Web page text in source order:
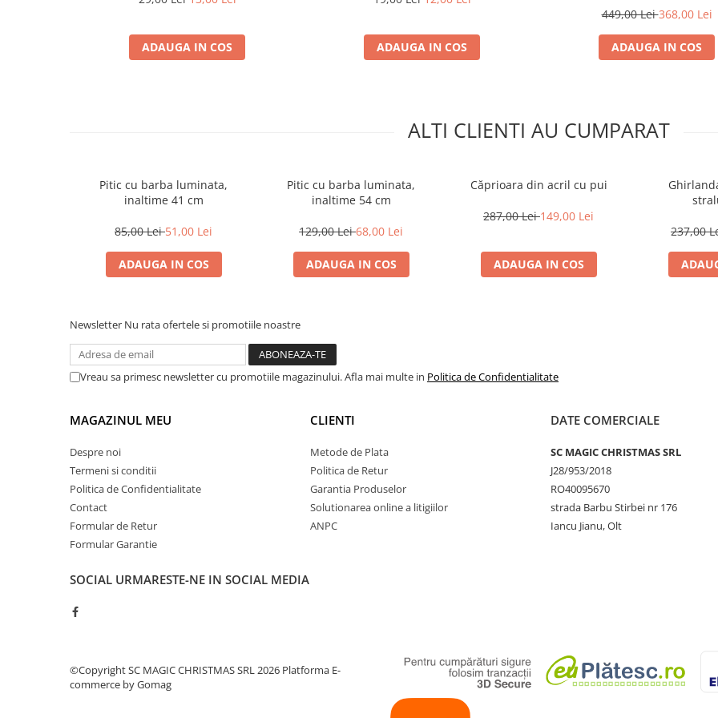
ADAUGA IN COS ADAUGA IN COS
449,00 Lei368,00 Lei
ADAUGA IN COS
ALTI CLIENTI AU CUMPARAT
Pitic cu barba luminata,
inaltime 41 cm
85,00 Lei51,00 Lei
ADAUGA IN COS
Pitic cu barba luminata,
inaltime 54 cm
129,00 Lei68,00 Lei
ADAUGA IN COS
Căprioara din acril cu pui
287,00 Lei149,00 Lei
ADAUGA IN COS
237,00
Newsletter Nu rata ofertele si promotiile noastre
Vreau sa primesc newsletter cu promotiile magazinului. Afla mai multe in Politica de Confidentialitate
MAGAZINUL MEU
Despre noi
Termeni si conditii
Politica de Confidentialitate
Contact
Formular de Retur
Formular Garantie
CLIENTI
Metode de Plata
Politica de Retur
Garantia Produselor
Solutionarea online a litigiilor
ANPC
DATE COMERCIALE
SC MAGIC CHRISTMAS SRL
J28/953/2018
RO40095670
strada Barbu Stirbei nr 176
Iancu Jianu, Olt
SOCIAL URMARESTE-NE IN SOCIAL MEDIA
©Copyright SC MAGIC CHRISTMAS SRL 2026 Platforma E-
commerce by Gomag